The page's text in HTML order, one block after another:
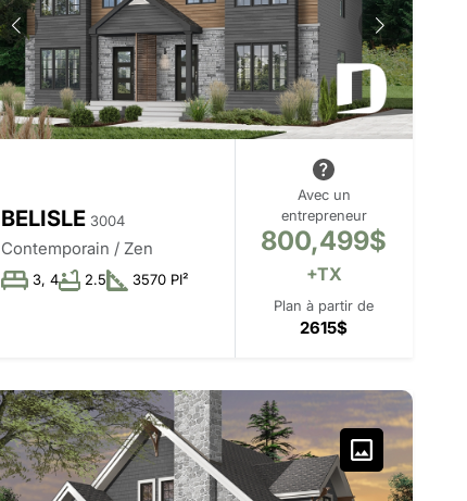
BELISLE 3004
Contemporain / Zen
3, 4 2.5 3570 PI²
Avec un
entrepreneur
800,499$
+TX
Plan à partir de
2615$